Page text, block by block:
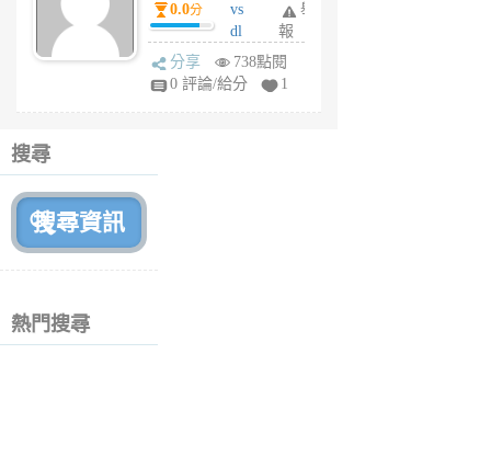
月
前
0.0分
vs
dl
sq
fy
舉
報
分享
738點閱
0 評論/給分
1
搜尋
熱門搜尋